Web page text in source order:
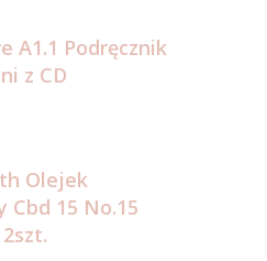
A1.1 Podręcznik
z CD
Olejek
Cbd 15 No.15